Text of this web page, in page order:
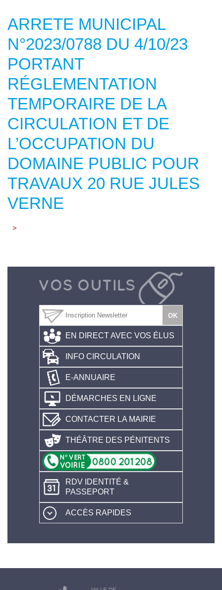
ARRETE MUNICIPAL
N°2023/0788 DU 4/10/23
PORTANT
RÉGLEMENTATION
TEMPORAIRE DE LA
CIRCULATION ET DE
L’OCCUPATION DU
DOMAINE PUBLIC POUR
TRAVAUX 20 RUE JULES
VERNE
>
EN DIRECT AVEC VOS ÉLUS
INFO CIRCULATION
E-ANNUAIRE
DÉMARCHES EN LIGNE
CONTACTER LA MAIRIE
THÉÂTRE DES PÉNITENTS
RDV IDENTITÉ &
PASSEPORT
ACCÈS RAPIDES